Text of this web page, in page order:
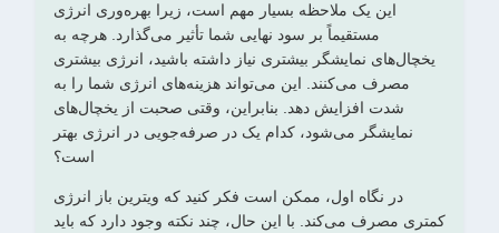
این یک ملاحظه بسیار مهم است، زیرا بهره‌وری انرژی
مستقیماً بر سود نهایی شما تأثیر می‌گذارد. هرچه به
یخچال‌های نمایشگر بیشتری نیاز داشته باشید، انرژی بیشتری
مصرف می‌کنند. این می‌تواند هزینه‌های انرژی شما را به
شدت افزایش دهد. بنابراین، وقتی صحبت از یخچال‌های
نمایشگر می‌شود، کدام یک در صرفه‌جویی در انرژی بهتر
است؟
در نگاه اول، ممکن است فکر کنید که ویترین باز انرژی
کمتری مصرف می‌کند. با این حال، چند نکته وجود دارد که باید